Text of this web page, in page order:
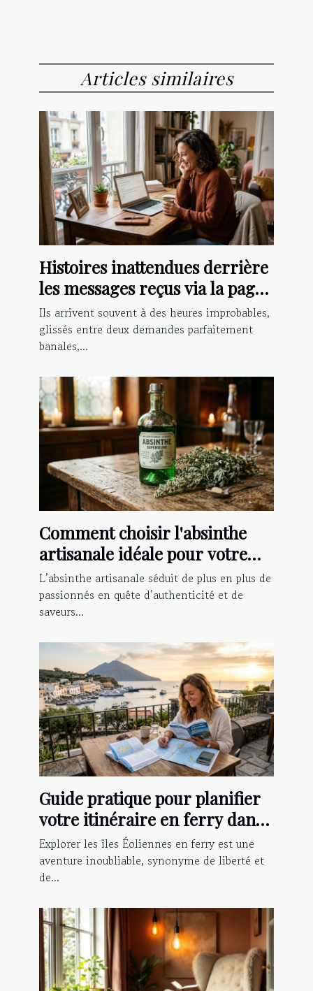
Articles similaires
Histoires inattendues derrière
les messages reçus via la page
contact
Ils arrivent souvent à des heures improbables,
glissés entre deux demandes parfaitement
banales,...
Comment choisir l'absinthe
artisanale idéale pour votre
palais ?
L’absinthe artisanale séduit de plus en plus de
passionnés en quête d’authenticité et de
saveurs...
Guide pratique pour planifier
votre itinéraire en ferry dans
les îles Éoliennes
Explorer les îles Éoliennes en ferry est une
aventure inoubliable, synonyme de liberté et
de...